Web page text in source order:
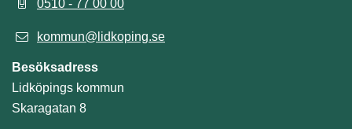
0510 - 77 00 00
kommun@lidkoping.se
Besöksadress
Lidköpings kommun
Skaragatan 8